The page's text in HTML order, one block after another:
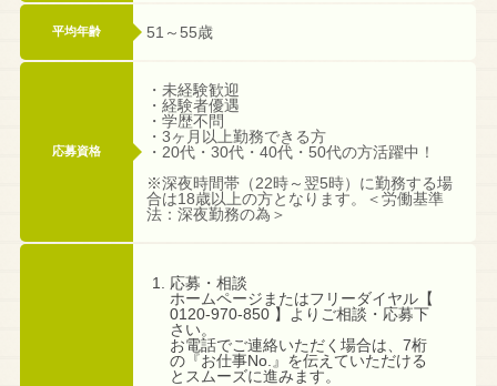
平均年齢 51～55歳
応募資格
・未経験歓迎
・経験者優遇
・学歴不問
・3ヶ月以上勤務できる方
・20代・30代・40代・50代の方活躍中！
※深夜時間帯（22時～翌5時）に勤務する場
合は18歳以上の方となります。＜労働基準
法：深夜勤務の為＞
応募・相談
ホームページまたはフリーダイヤル【
0120-970-850 】よりご相談・応募下
さい。
お電話でご連絡いただく場合は、7桁
の『お仕事No.』を伝えていただける
とスムーズに進みます。